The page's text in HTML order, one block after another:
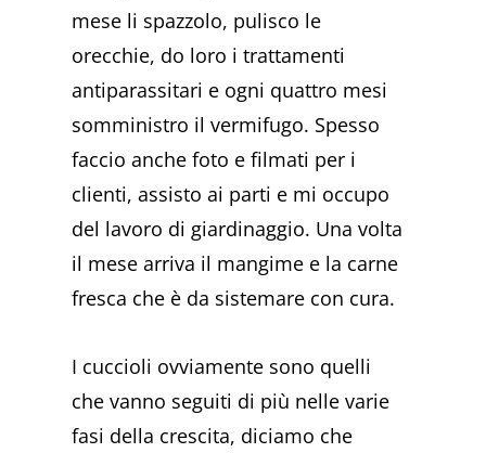
mese li spazzolo, pulisco le
orecchie, do loro i trattamenti
antiparassitari e ogni quattro mesi
somministro il vermifugo. Spesso
faccio anche foto e filmati per i
clienti, assisto ai parti e mi occupo
del lavoro di giardinaggio. Una volta
il mese arriva il mangime e la carne
fresca che è da sistemare con cura.
I cuccioli ovviamente sono quelli
che vanno seguiti di più nelle varie
fasi della crescita, diciamo che